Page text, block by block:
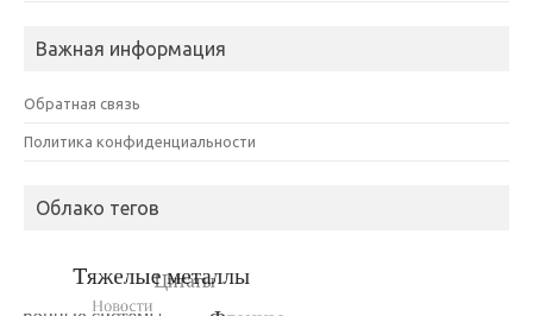
Важная информация
Обратная связь
Политика конфиденциальности
Облако тегов